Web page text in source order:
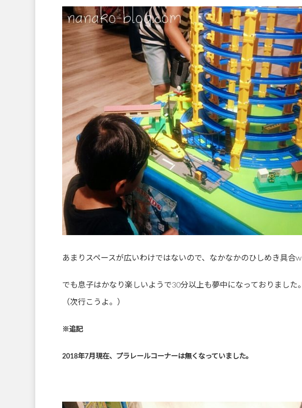
あまりスペースが広いわけではないので、なかなかのひしめき具合w
でも息子はかなり楽しいようで30分以上も夢中になっておりました。
（次行こうよ。）
※追記
2018年7月現在、プラレールコーナーは無くなっていました。